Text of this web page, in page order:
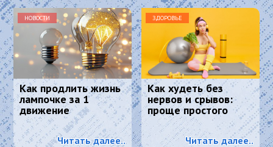
НОВОСТИ
Как продлить жизнь
лампочке за 1
движение
Читать далее..
ЗДОРОВЬЕ
Как худеть без
нервов и срывов:
проще простого
Читать далее..